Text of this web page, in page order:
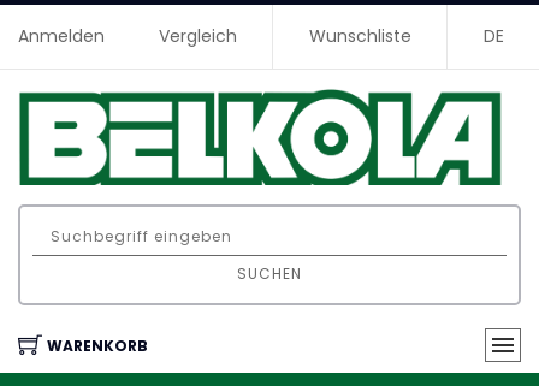
Anmelden Vergleich Wunschliste DE
SUCHEN
WARENKORB